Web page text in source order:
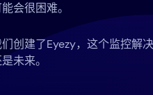
会很困难。
创建了Eyezy，这个监控解
未来。